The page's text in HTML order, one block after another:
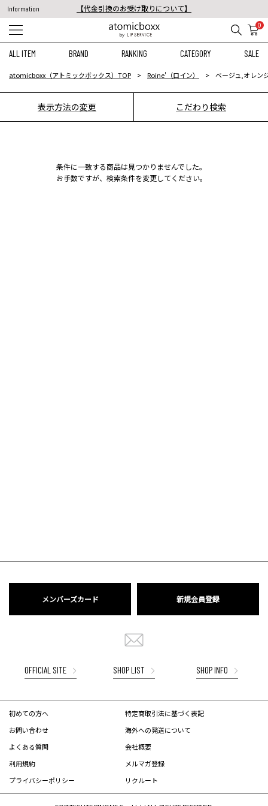
Information
【代金引換のお受け取りについて】
税込11,000円以上のご注文で送料無料！
0
ALL ITEM BRAND RANKING CATEGORY SALE
atomicboxx（アトミックボックス）TOP Roine'（ロイン） ベージュ,オレン
表示方法の変更 こだわり検索
条件に一致する商品は見つかりませんでした。
お手数ですが、検索条件を変更してください。
メンバーズカード 新規会員登録
OFFICIAL SITE SHOP LIST SHOP INFO
初めての方へ
お問い合わせ
よくある質問
利用規約
プライバシーポリシー
特定商取引法に基づく表記
海外への発送について
会社概要
メルマガ登録
リクルート